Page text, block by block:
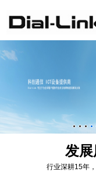
发
行业深耕15年